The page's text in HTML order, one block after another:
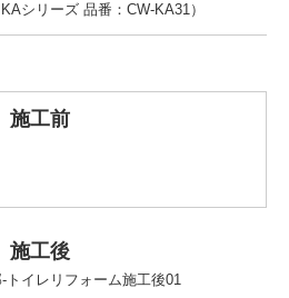
シリーズ 品番：CW-KA31）
施工前
施工後